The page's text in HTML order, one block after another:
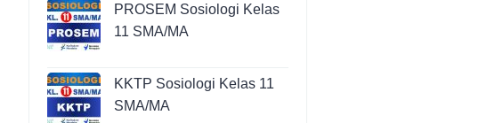
PROSEM Sosiologi Kelas
11 SMA/MA
KKTP Sosiologi Kelas 11
SMA/MA